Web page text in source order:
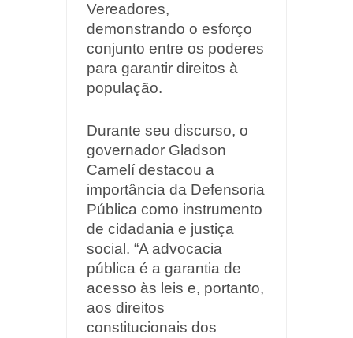
Vereadores,
demonstrando o esforço
conjunto entre os poderes
para garantir direitos à
população.
Durante seu discurso, o
governador Gladson
Camelí destacou a
importância da Defensoria
Pública como instrumento
de cidadania e justiça
social. “A advocacia
pública é a garantia de
acesso às leis e, portanto,
aos direitos
constitucionais dos